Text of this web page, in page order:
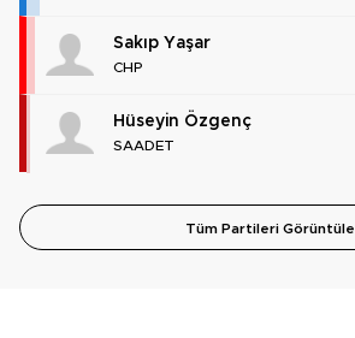
Sakıp Yaşar
CHP
Hüseyin Özgenç
SAADET
Tüm Partileri Görüntüle